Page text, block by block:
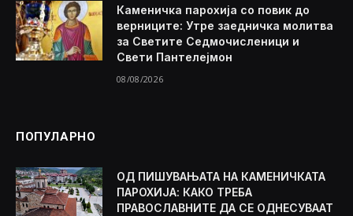
Каменичка парохија со повик до
верниците: Утре заедничка молитва
за Светите Седмочисленици и
Свети Пантелејмон
08/08/2026
ПОПУЛАРНО
ОД ПИШУВАЊАТА НА КАМЕНИЧКАТА
ПАРОХИЈА: КАКО ТРЕБА
ПРАВОСЛАВНИТЕ ДА СЕ ОДНЕСУВААТ